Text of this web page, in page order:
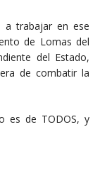
a trabajar en ese
de Lomas del
del Estado,
de combatir la
es de TODOS, y